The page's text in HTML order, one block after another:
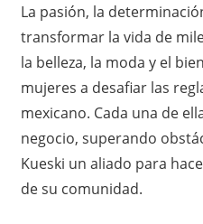
o
r
m
a
c
n
La pasión, la
transformar la vida de
la belleza, la moda y el
mujeres a desafiar las
mexicano. Cada una de
negocio, superando
Kueski un aliado para
de su comunidad.